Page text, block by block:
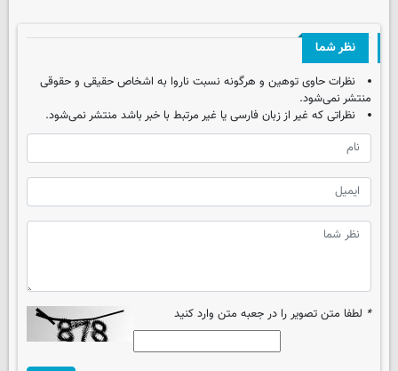
نظر شما
نظرات حاوی توهین و هرگونه نسبت ناروا به اشخاص حقیقی و حقوقی
منتشر نمی‌شود.
نظراتی که غیر از زبان فارسی یا غیر مرتبط با خبر باشد منتشر نمی‌شود.
* لطفا متن تصویر را در جعبه متن وارد کنید